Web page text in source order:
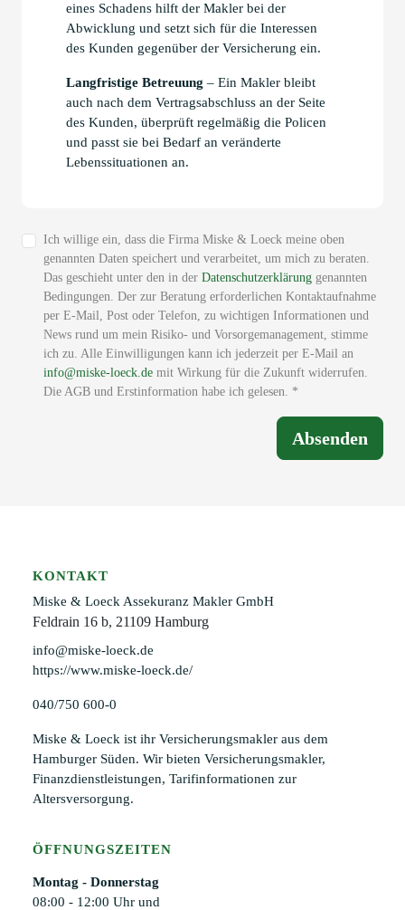
eines Schadens hilft der Makler bei der
Abwicklung und setzt sich für die Interessen
des Kunden gegenüber der Versicherung ein.
Langfristige Betreuung – Ein Makler bleibt
auch nach dem Vertragsabschluss an der Seite
des Kunden, überprüft regelmäßig die Policen
und passt sie bei Bedarf an veränderte
Lebenssituationen an.
Ich willige ein, dass die Firma Miske & Loeck meine oben
genannten Daten speichert und verarbeitet, um mich zu beraten.
Das geschieht unter den in der Datenschutzerklärung genannten
Bedingungen. Der zur Beratung erforderlichen Kontaktaufnahme
per E-Mail, Post oder Telefon, zu wichtigen Informationen und
News rund um mein Risiko- und Vorsorgemanagement, stimme
ich zu. Alle Einwilligungen kann ich jederzeit per E-Mail an
info@miske-loeck.de mit Wirkung für die Zukunft widerrufen.
Die AGB und Erstinformation habe ich gelesen. *
Absenden
KONTAKT
Miske & Loeck Assekuranz Makler GmbH
Feldrain 16 b, 21109 Hamburg
info@miske-loeck.de
https://www.miske-loeck.de/
040/750 600-0
Miske & Loeck ist ihr Versicherungsmakler aus dem
Hamburger Süden. Wir bieten Versicherungsmakler,
Finanzdienstleistungen, Tarifinformationen zur
Altersversorgung.
ÖFFNUNGSZEITEN
Montag - Donnerstag
08:00 - 12:00 Uhr und